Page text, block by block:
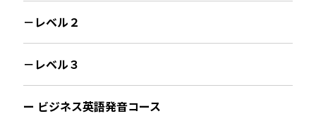
－レベル２
－レベル３
ー ビジネス英語発音コース